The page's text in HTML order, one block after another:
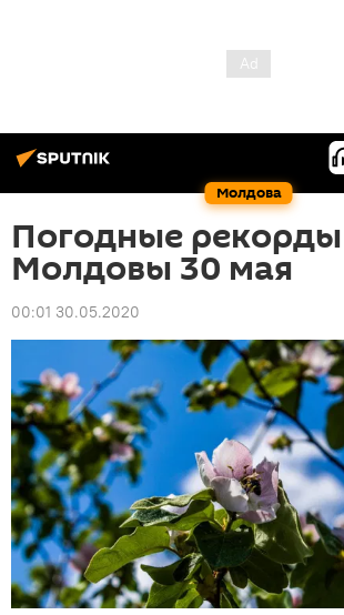
Молдова
Погодные рекорды
Молдовы 30 мая
00:01 30.05.2020